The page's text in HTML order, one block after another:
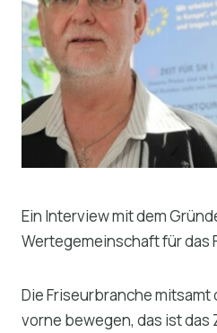
Ein Interview mit dem
Wertegemeinschaft für das
Die Friseurbranche mitsamt
vorne bewegen, das ist das